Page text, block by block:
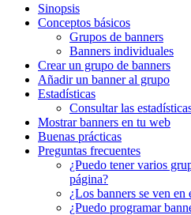
Sinopsis
Conceptos básicos
Grupos de banners
Banners individuales
Crear un grupo de banners
Añadir un banner al grupo
Estadísticas
Consultar las
Mostrar banners en tu web
Buenas prácticas
Preguntas frecuentes
¿Puedo tener varios
página?
¿Los banners se ven en
¿Puedo programar